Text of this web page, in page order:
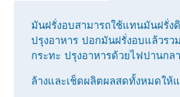
มันฝรั่งอบสามารถใช้แทนมันฝรั่งดิ
ปรุงอาหาร ปอกมันฝรั่งอบแล้วร
กระทะ ปรุงอาหารด้วยไฟปานกล
ล้างและเช็ดผลิตผลสดทั้งหมดให้